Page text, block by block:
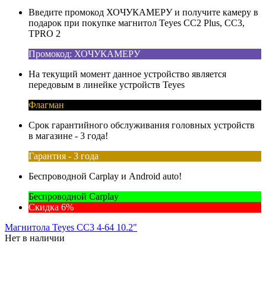
Введите промокод ХОЧУКАМЕРУ и получите камеру в
подарок при покупке магнитол Teyes CC2 Plus, CC3,
TPRO 2
Промокод: ХОЧУКАМЕРУ
На текущий момент данное устройство является
передовым в линейке устройств Teyes
Флагман
Срок гарантийного обслуживания головных устройств
в магазине - 3 года!
Гарантия - 3 года
Беспроводной Carplay и Android auto!
Беспроводной Carplay
Скидка 6%
Магнитола Teyes CC3 4-64 10.2"
Нет в наличии